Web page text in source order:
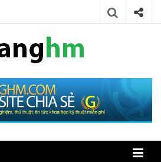
gianghm
kỹ thuật miễn phí